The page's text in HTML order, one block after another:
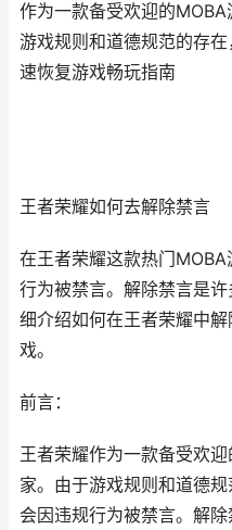
作为一款备受欢迎的
游戏规则和道德规范的存
速恢复游戏畅玩指南
王者荣耀如何去解除禁言
在王者荣耀这款热门
行为被禁言。解除禁言是
细介绍如何在王者荣耀中
戏。
前言：
王者荣耀作为一款备受欢
家。由于游戏规则和道德
会因违规行为被禁言。解